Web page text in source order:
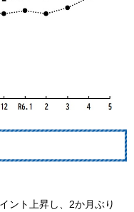
ント上昇し、2か月ぶり